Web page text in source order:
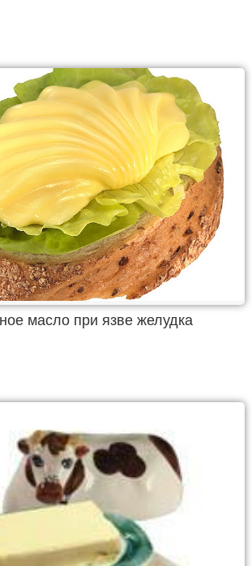
масло при язве желудка